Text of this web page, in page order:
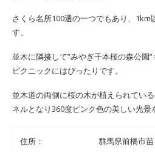
さくら名所100選の一つでもあり、1km
す。
並木に隣接して”みやぎ千本桜の森公園
ピクニックにはぴったりです。
並木道の両側に桜の木が植えられてい
ネルとなり360度ピンク色の美しい光景
住所： 群馬県前橋市